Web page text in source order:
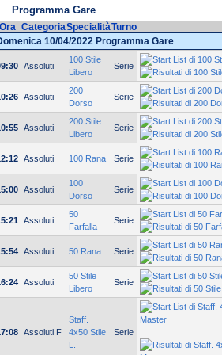
Programma Gare
CategoriaSpecialitàTurno
10/04/2022 Programma Gare
Assoluti
100 Stile
Libero
Serie
Assoluti
200
Dorso
Serie
Assoluti
200 Stile
Libero
Serie
Assoluti 100 Rana Serie
Assoluti
100
Dorso
Serie
Assoluti
50
Farfalla
Serie
Assoluti 50 Rana Serie
Assoluti
50 Stile
Libero
Serie
Assoluti F
Staff.
4x50 Stile
L.
Serie